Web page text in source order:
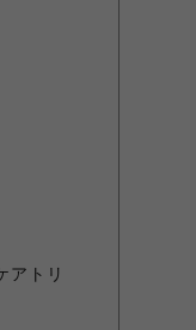
アトリ